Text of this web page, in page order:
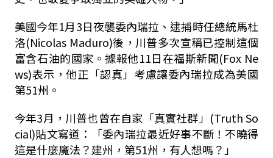
美國今年1月3日夜襲委內瑞拉、逮捕時任總統馬杜
洛(Nicolas Maduro)後，川普多次宣稱已控制這個
富含石油的國家。據報他11日在福斯新聞(Fox Ne
ws)表示，他正「認真」考慮讓委內瑞拉成為美國
第51州。
今年3月，川普也曾在自家「真實社群」(Truth So
cial)貼文寫道：「委內瑞拉最近好事不斷！不曉得
這是什麼魔法？建州，第51州，有人想嗎？」